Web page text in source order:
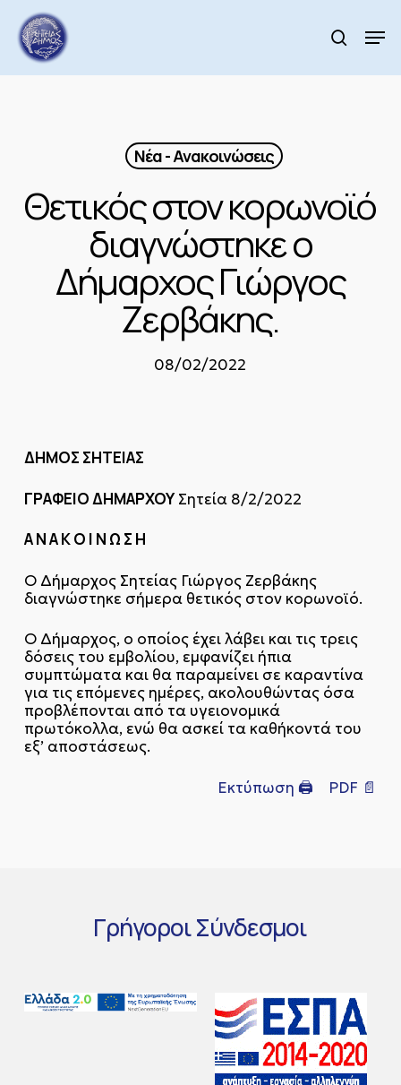
main
content
search
Νέα - Ανακοινώσεις
Θετικός στον κορωνοϊό
διαγνώστηκε ο
Δήμαρχος Γιώργος
Ζερβάκης.
08/02/2022
ΔΗΜΟΣ ΣΗΤΕΙΑΣ
ΓΡΑΦΕΙΟ ΔΗΜΑΡΧΟΥΣητεία 8/2/2022
Α Ν Α Κ Ο Ι Ν Ω Σ Η
Ο Δήμαρχος Σητείας Γιώργος Ζερβάκης
διαγνώστηκε σήμερα θετικός στον κορωνοϊό.
Ο Δήμαρχος, ο οποίος έχει λάβει και τις τρεις
δόσεις του εμβολίου, εμφανίζει ήπια
συμπτώματα και θα παραμείνει σε καραντίνα
για τις επόμενες ημέρες, ακολουθώντας όσα
προβλέπονται από τα υγειονομικά
πρωτόκολλα, ενώ θα ασκεί τα καθήκοντά του
εξ’ αποστάσεως.
Εκτύπωση 🖨 PDF 📄
ΓρήγοροιΣύνδεσμοι
Menu